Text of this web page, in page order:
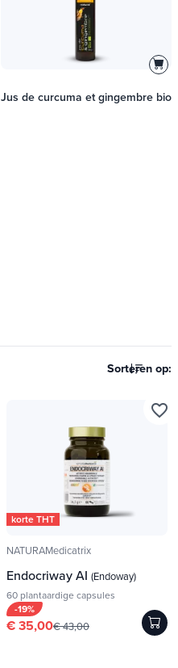
Jus de curcuma et gingembre bio
Sorteren op:
korte THT
NATURAMedicatrix
Endocriway AI (Endoway)
60 plantaardige capsules
-19%
€ 35,00€ 43,00
favorite_border